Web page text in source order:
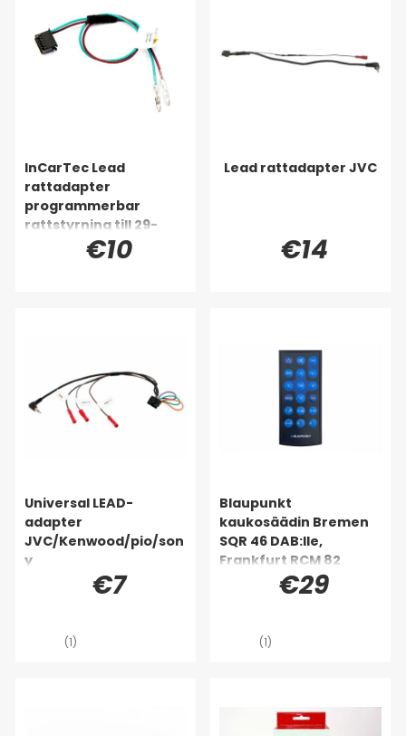
InCarTec Lead
rattadapter
programmerbar
rattstyrning till 29-
€10
Lead rattadapter JVC
€14
Universal LEAD-
adapter
JVC/Kenwood/pio/son
y
€7
(1)
Blaupunkt
kaukosäädin Bremen
SQR 46 DAB:lle,
Frankfurt RCM 82
DAB:lle, sarja 130, 230,
270, 370, 400, 500,
€29
(1)